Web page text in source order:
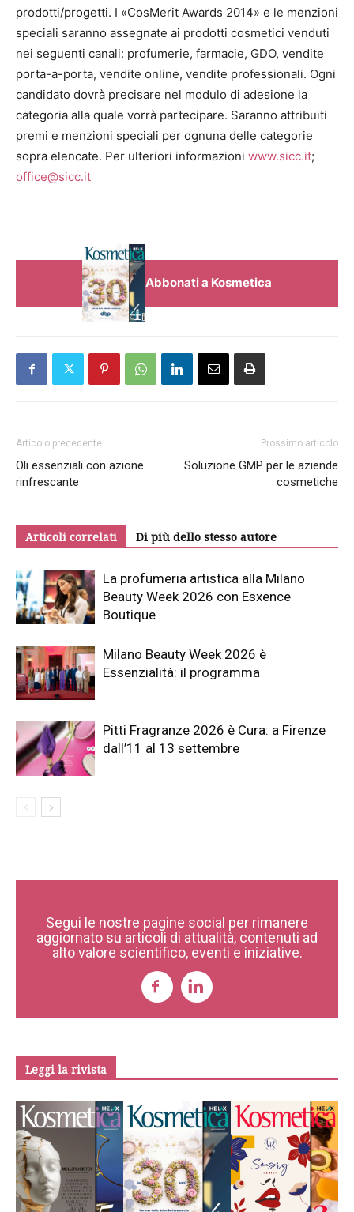
prodotti/progetti. I «CosMerit Awards 2014» e le menzioni
speciali saranno assegnate ai prodotti cosmetici venduti
nei seguenti canali: profumerie, farmacie, GDO, vendite
porta-a-porta, vendite online, vendite professionali. Ogni
candidato dovrà precisare nel modulo di adesione la
categoria alla quale vorrà partecipare. Saranno attribuiti
premi e menzioni speciali per ognuna delle categorie
sopra elencate. Per ulteriori informazioni www.sicc.it;
office@sicc.it
Abbonati a Kosmetica
Articolo precedente
Oli essenziali con azione
rinfrescante
Prossimo articolo
Soluzione GMP per le aziende
cosmetiche
Articoli correlati Di più dello stesso autore
La profumeria artistica alla Milano
Beauty Week 2026 con Esxence
Boutique
Milano Beauty Week 2026 è
Essenzialità: il programma
Pitti Fragranze 2026 è Cura: a Firenze
dall’11 al 13 settembre
Segui le nostre pagine social per rimanere
aggiornato su articoli di attualità, contenuti ad
alto valore scientifico, eventi e iniziative.
Leggi la rivista